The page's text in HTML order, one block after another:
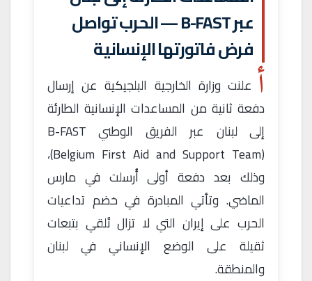
عبر B-FAST — الحرب تواصل
فرض فاتورتها الإنسانية
أ علنت وزارة الخارجية البلجيكية عن إرسال
دفعة ثانية من المساعدات الإنسانية الطارئة
إلى لبنان عبر الفريق الوطني B-FAST
(Belgium First Aid and Support Team)،
وذلك بعد دفعة أولى أُرسلت في مارس
الماضي. وتأتي المبادرة في خضم تداعيات
الحرب على إيران التي لا تزال تُلقي بتبعات
ثقيلة على الوضع الإنساني في لبنان
والمنطقة.